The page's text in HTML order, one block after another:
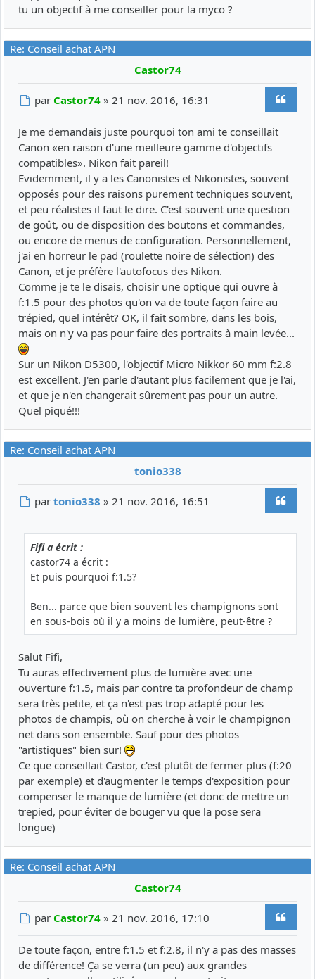
tu un objectif à me conseiller pour la myco ?
Re: Conseil achat APN
Castor74
Message
par Castor74 »21 nov. 2016, 16:31
Je me demandais juste pourquoi ton ami te conseillait
Canon «en raison d'une meilleure gamme d'objectifs
compatibles». Nikon fait pareil!
Evidemment, il y a les Canonistes et Nikonistes, souvent
opposés pour des raisons purement techniques souvent,
et peu réalistes il faut le dire. C'est souvent une question
de goût, ou de disposition des boutons et commandes,
ou encore de menus de configuration. Personnellement,
j'ai en horreur le pad (roulette noire de sélection) des
Canon, et je préfère l'autofocus des Nikon.
Comme je te le disais, choisir une optique qui ouvre à
f:1.5 pour des photos qu'on va de toute façon faire au
trépied, quel intérêt? OK, il fait sombre, dans les bois,
mais on n'y va pas pour faire des portraits à main levée...
Sur un Nikon D5300, l'objectif Micro Nikkor 60 mm f:2.8
est excellent. J'en parle d'autant plus facilement que je l'ai,
et que je n'en changerait sûrement pas pour un autre.
Quel piqué!!!
Re: Conseil achat APN
tonio338
Message
partonio338 »21 nov. 2016, 16:51
Fifi a écrit :
castor74 a écrit :
Et puis pourquoi f:1.5?
Ben... parce que bien souvent les champignons sont
en sous-bois où il y a moins de lumière, peut-être ?
Salut Fifi,
Tu auras effectivement plus de lumière avec une
ouverture f:1.5, mais par contre ta profondeur de champ
sera très petite, et ça n'est pas trop adapté pour les
photos de champis, où on cherche à voir le champignon
net dans son ensemble. Sauf pour des photos
"artistiques" bien sur!
Ce que conseillait Castor, c'est plutôt de fermer plus (f:20
par exemple) et d'augmenter le temps d'exposition pour
compenser le manque de lumière (et donc de mettre un
trepied, pour éviter de bouger vu que la pose sera
longue)
Re: Conseil achat APN
Castor74
Message
par Castor74 »21 nov. 2016, 17:10
De toute façon, entre f:1.5 et f:2.8, il n'y a pas des masses
de différence! Ça se verra (un peu) aux grandes